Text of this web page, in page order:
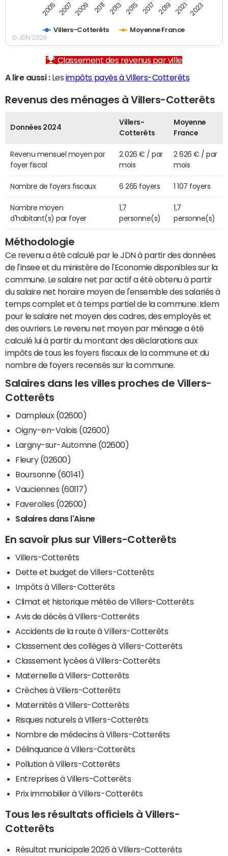
Villers-Cotterêts Moyenne France
2005 2007 2009 2011 2013 2015 2017 2019 2021 2023
© JDN 2026
Classement des revenus par ville
A lire aussi :Les impôts payés à Villers-Cotterêts
Revenus des ménages à Villers-Cotterêts
Données 2024
Villers-
Cotterêts
Moyenne
France
Revenu mensuel moyen par
foyer fiscal
2 026 € / par
mois
2 626 € / par
mois
Nombre de foyers fiscaux 6 265 foyers 1 107 foyers
Nombre moyen
d'habitant(s) par foyer
1,7
personne(s)
1,7
personne(s)
Méthodologie
Ce revenu a été calculé par le JDN à partir des données
de l'Insee et du ministère de l'Economie disponibles sur la
commune. Le salaire net par actif a été obtenu à partir
du salaire net horaire moyen de l'ensemble des salariés à
temps complet et à temps partiel de la commune. Idem
pour le salaire net moyen des cadres, des employés et
des ouvriers. Le revenu net moyen par ménage a été
calculé lui à partir du montant des déclarations aux
impôts de tous les foyers fiscaux de la commune et du
nombre de foyers recensés sur la commune.
Salaires dans les villes proches de Villers-
Cotterêts
Dampleux (02600)
Oigny-en-Valois (02600)
Largny-sur-Automne (02600)
Fleury (02600)
Boursonne (60141)
Vauciennes (60117)
Faverolles (02600)
Salaires dans l'Aisne
En savoir plus sur Villers-Cotterêts
Villers-Cotterêts
Dette et budget de Villers-Cotterêts
Impôts à Villers-Cotterêts
Climat et historique météo de Villers-Cotterêts
Avis de décès à Villers-Cotterêts
Accidents de la route à Villers-Cotterêts
Classement des collèges à Villers-Cotterêts
Classement lycées à Villers-Cotterêts
Maternelle à Villers-Cotterêts
Crèches à Villers-Cotterêts
Maternités à Villers-Cotterêts
Risques naturels à Villers-Cotterêts
Nombre de médecins à Villers-Cotterêts
Délinquance à Villers-Cotterêts
Pollution à Villers-Cotterêts
Entreprises à Villers-Cotterêts
Prix immobilier à Villers-Cotterêts
Tous les résultats officiels à Villers-
Cotterêts
Résultat municipale 2026 à Villers-Cotterêts